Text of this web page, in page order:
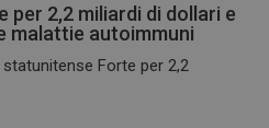
per 2,2 miliardi di dollari e
malattie autoimmuni
Forte per 2,2